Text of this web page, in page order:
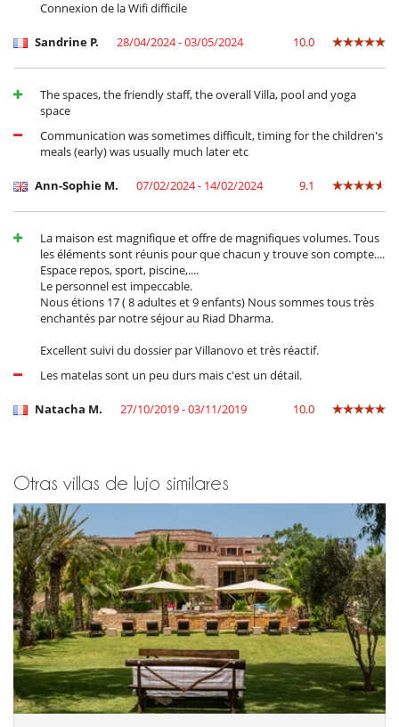
Connexion de la Wifi difficile
Sandrine P. 28/04/2024 - 03/05/2024 10.0
The spaces, the friendly staff, the overall Villa, pool and yoga
space
Communication was sometimes difficult, timing for the children's
meals (early) was usually much later etc
Ann-Sophie M. 07/02/2024 - 14/02/2024 9.1
La maison est magnifique et offre de magnifiques volumes. Tous
les éléments sont réunis pour que chacun y trouve son compte....
Espace repos, sport, piscine,....
Le personnel est impeccable.
Nous étions 17 ( 8 adultes et 9 enfants) Nous sommes tous très
enchantés par notre séjour au Riad Dharma.
Excellent suivi du dossier par Villanovo et très réactif.
Les matelas sont un peu durs mais c'est un détail.
Natacha M. 27/10/2019 - 03/11/2019 10.0
Otras villas de lujo similares